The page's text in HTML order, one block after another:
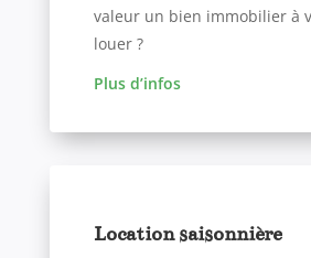
valeur un bien immobilier à
louer ?
Plus d’infos
Location saisonnière